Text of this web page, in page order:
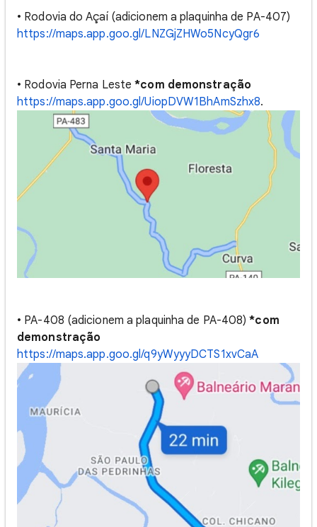
• Rodovia do Açaí (adicionem a plaquinha de PA-407)
https://maps.app.goo.gl/LNZGjZHWo5NcyQgr6
• Rodovia Perna Leste*com demonstração
https://maps.app.goo.gl/UiopDVW1BhAmSzhx8.
• PA-408 (adicionem a plaquinha de PA-408)*com
demonstração
https://maps.app.goo.gl/q9yWyyyDCTS1xvCaA